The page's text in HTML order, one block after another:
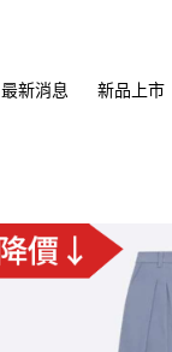
最新消息 新品上市